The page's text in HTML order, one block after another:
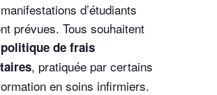
d’étudiants
prévues. Tous souhaitent
de frais
, pratiquée par certains
en soins infirmiers.